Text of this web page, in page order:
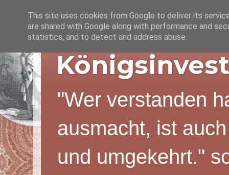
"Wer verstanden
ausmacht, ist
und umgekehrt."
This site uses cookies from Google to deliver its
are shared with Google along with performance and
statistics, and to detect and address abuse.